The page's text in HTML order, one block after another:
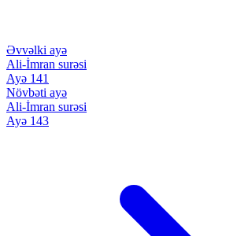
Əvvəlki ayə
Ali-İmran surəsi
Ayə 141
Növbəti ayə
Ali-İmran surəsi
Ayə 143